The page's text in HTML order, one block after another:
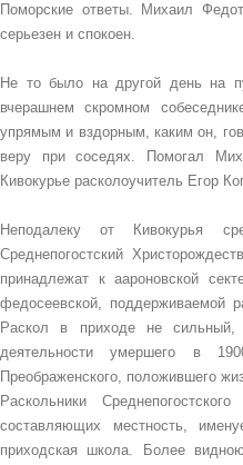
Поморские ответы. Михаил
серьезен и спокоен.
Не то было на другой день на
вчерашнем скромном
упрямым и вздорным, каким он,
веру при соседях. Помогал
Кивокурье расколоучитель Егор
Неподалеку от Кивокурья
Среднепогостский
принадлежат к аароновской
федосеевской, поддерживаемой
Раскол в приходе не сильный,
деятельности умершего в
Преображенского, положившего
Раскольники
составляющих местность,
приходская школа. Более